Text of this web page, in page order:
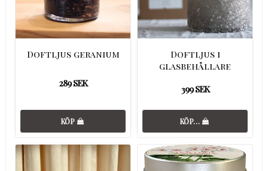
Doftljus geranium
289 SEK
KÖP
Doftljus i
glasbehållare
399 SEK
KÖP…